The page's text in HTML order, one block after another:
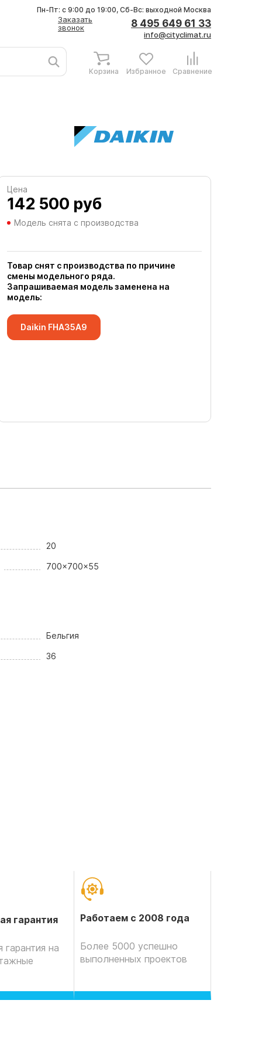
Заказать
звонок
8 495 649 61 33
info@cityclimat.ru
Пн-Пт: с 9:00 до 19:00, Сб-Вс: выходной Москва
Корзина Избранное Сравнение
Цена
142 500 руб
Модель снята с производства
Товар снят с производства по причине
смены модельного ряда.
Запрашиваемая модель заменена на
модель:
Daikin FHA35A9
20
700x700x55
Бельгия
36
гарантия
гарантия на
Работаем с 2008 года
Более 5000 успешно
выполненных проектов